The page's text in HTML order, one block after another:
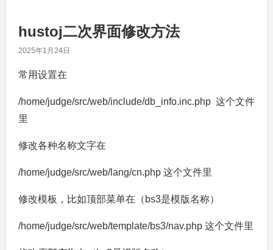
hustoj二次界面修改方法
2025年1月24日
常用设置在
/home/judge/src/web/include/db_info.inc.php 这个文件
里
修改各种名称文字在
/home/judge/src/web/lang/cn.php 这个文件里
修改模板，比如顶部菜单在（bs3是模版名称）
/home/judge/src/web/template/bs3/nav.php 这个文件里